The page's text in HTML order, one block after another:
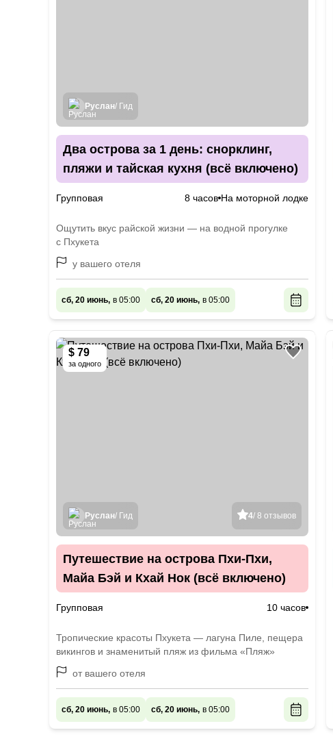
Руслан/ Гид
Два острова за 1 день: снорклинг,
пляжи и тайская кухня (всё включено)
Групповая 8 часов На моторной лодке
Ощутить вкус райской жизни — на водной прогулке
с Пхукета
у вашего отеля
сб, 20 июнь, в 05:00 сб, 20 июнь, в 05:00
$ 79
за одного
4/ 8 отзывов
Руслан/ Гид
Путешествие на острова Пхи-Пхи,
Майа Бэй и Кхай Нок (всё включено)
Групповая 10 часов
Тропические красоты Пхукета — лагуна Пиле, пещера
викингов и знаменитый пляж из фильма «Пляж»
от вашего отеля
сб, 20 июнь, в 05:00 сб, 20 июнь, в 05:00